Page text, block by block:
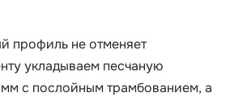
профиль не отменяет
укладываем песчаную
с послойным трамбованием, а